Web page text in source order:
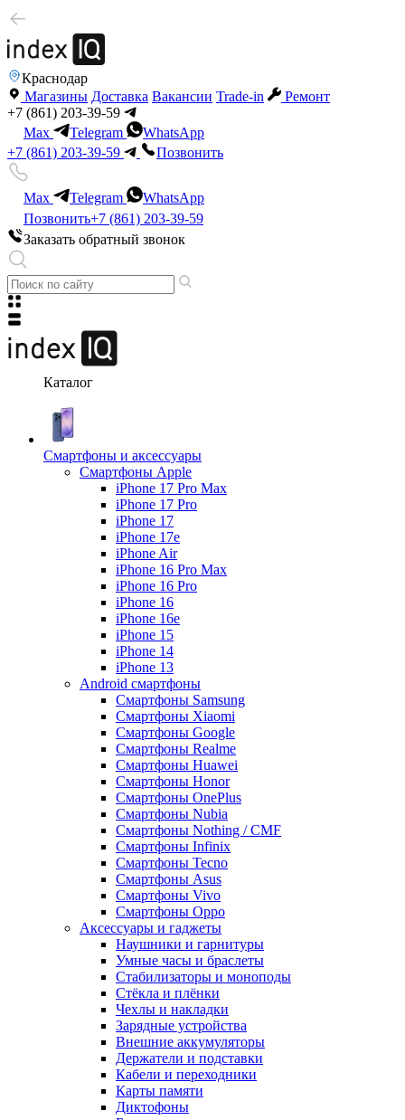
Краснодар
Магазины Доставка Вакансии Trade-in
Ремонт
+7 (861) 203-39-59
Max
Telegram
WhatsApp
+7 (861) 203-39-59
Позвонить
Max Telegram
WhatsApp
Позвонить+7 (861) 203-39-59
Заказать обратный звонок
Каталог
Смартфоны и аксессуары
Смартфоны Apple
iPhone 17 Pro Max
iPhone 17 Pro
iPhone 17
iPhone 17e
iPhone Air
iPhone 16 Pro Max
iPhone 16 Pro
iPhone 16
iPhone 16e
iPhone 15
iPhone 14
iPhone 13
Android cмартфоны
Смартфоны Samsung
Смартфоны Xiaomi
Смартфоны Google
Смартфоны Realme
Смартфоны Huawei
Смартфоны Honor
Смартфоны OnePlus
Смартфоны Nubia
Смартфоны Nothing / CMF
Смартфоны Infinix
Смартфоны Tecno
Смартфоны Asus
Смартфоны Vivo
Смартфоны Oppo
Аксессуары и гаджеты
Наушники и гарнитуры
Умные часы и браслеты
Стабилизаторы и моноподы
Стёкла и плёнки
Чехлы и накладки
Зарядные устройства
Внешние аккумуляторы
Держатели и подставки
Кабели и переходники
Карты памяти
Диктофоны